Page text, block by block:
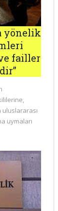
yönelik
failler
uymaları